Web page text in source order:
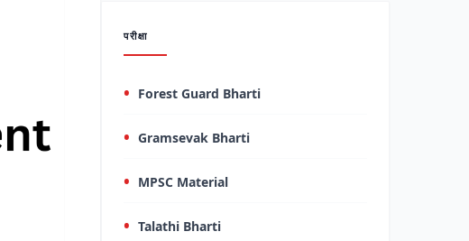
परीक्षा
Forest Guard Bharti
Gramsevak Bharti
MPSC Material
Talathi Bharti